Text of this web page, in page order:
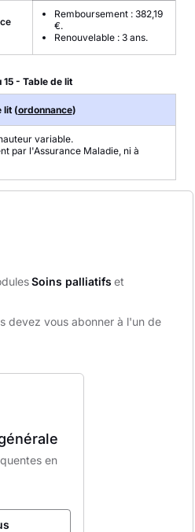
Remboursement : 382,19
€.
Renouvelable : 3 ans.
15 - Table de lit
lit (ordonnance)
variable.
par l'Assurance Maladie, ni à
Soins palliatifs et
devez vous abonner à l'un de
en